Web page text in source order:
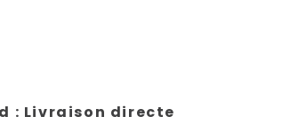
: Livraison directe